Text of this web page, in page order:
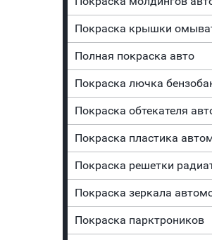
Покраска крышки
Полная покраска авто
Покраска лючка
Покраска обтекателя
Покраска пластика
Покраска решетки
Покраска зеркала
Покраска парктроников